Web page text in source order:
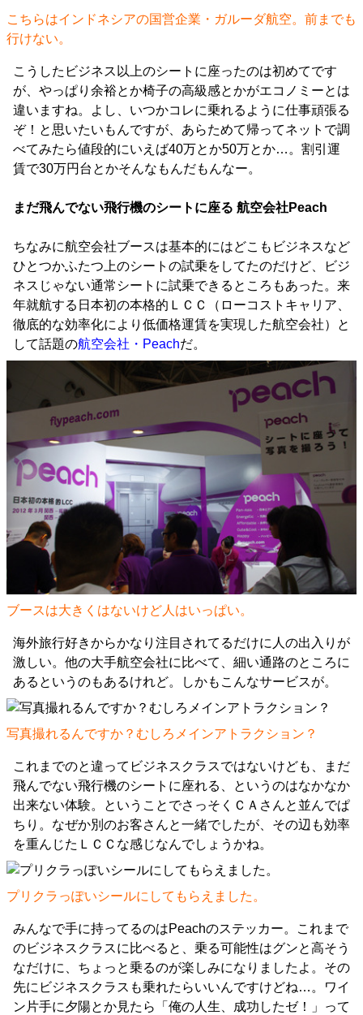
こちらはインドネシアの国営企業・ガルーダ航空。前までも
行けない。
こうしたビジネス以上のシートに座ったのは初めてです
が、やっぱり余裕とか椅子の高級感とかがエコノミーとは
違いますね。よし、いつかコレに乗れるように仕事頑張る
ぞ！と思いたいもんですが、あらためて帰ってネットで調
べてみたら値段的にいえば40万とか50万とか…。割引運
賃で30万円台とかそんなもんだもんなー。
まだ飛んでない飛行機のシートに座る 航空会社Peach
ちなみに航空会社ブースは基本的にはどこもビジネスなど
ひとつかふたつ上のシートの試乗をしてたのだけど、ビジ
ネスじゃない通常シートに試乗できるところもあった。来
年就航する日本初の本格的ＬＣＣ（ローコストキャリア、
徹底的な効率化により低価格運賃を実現した航空会社）と
して話題の航空会社・Peachだ。
ブースは大きくはないけど人はいっぱい。
海外旅行好きからかなり注目されてるだけに人の出入りが
激しい。他の大手航空会社に比べて、細い通路のところに
あるというのもあるけれど。しかもこんなサービスが。
写真撮れるんですか？むしろメインアトラクション？
これまでのと違ってビジネスクラスではないけども、まだ
飛んでない飛行機のシートに座れる、というのはなかなか
出来ない体験。ということでさっそくＣＡさんと並んでぱ
ちり。なぜか別のお客さんと一緒でしたが、その辺も効率
を重んじたＬＣＣな感じなんでしょうかね。
プリクラっぽいシールにしてもらえました。
みんなで手に持ってるのはPeachのステッカー。これまで
のビジネスクラスに比べると、乗る可能性はグンと高そう
なだけに、ちょっと乗るのが楽しみになりましたよ。その
先にビジネスクラスも乗れたらいいんですけどね…。ワイ
ン片手に夕陽とか見たら「俺の人生、成功したゼ！」って